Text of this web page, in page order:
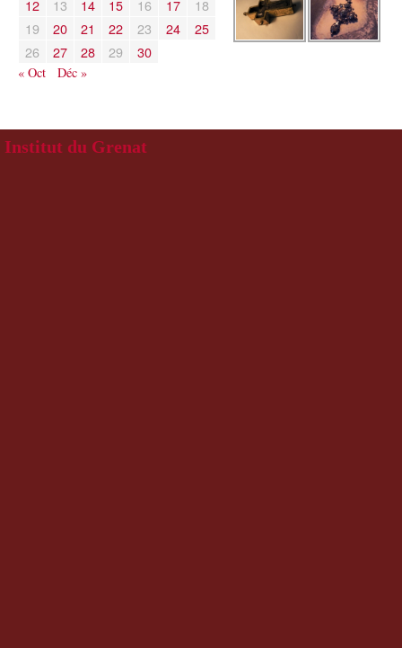
12
13 14 15 16 17
18
19
20 21 22 23 24
25
26
27 28 29 30
« Oct Déc »
Institut du Grenat